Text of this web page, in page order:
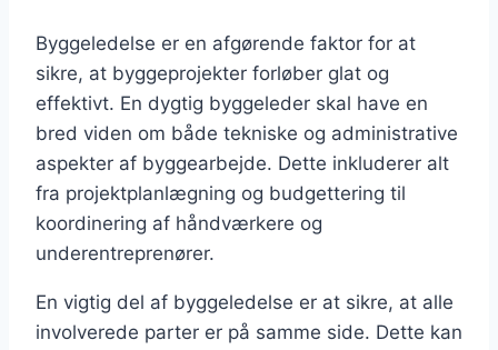
Byggeledelse er en afgørende faktor for at
sikre, at byggeprojekter forløber glat og
effektivt. En dygtig byggeleder skal have en
bred viden om både tekniske og administrative
aspekter af byggearbejde. Dette inkluderer alt
fra projektplanlægning og budgettering til
koordinering af håndværkere og
underentreprenører.
En vigtig del af byggeledelse er at sikre, at alle
involverede parter er på samme side. Dette kan